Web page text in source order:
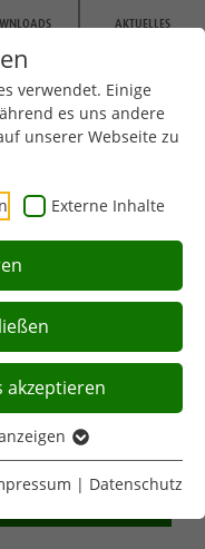
verwendet. Einige
es uns andere
unserer Webseite zu
Externe Inhalte
akzeptieren
| Datenschutz
AKTUELLES
Aktuell:
Kontakt